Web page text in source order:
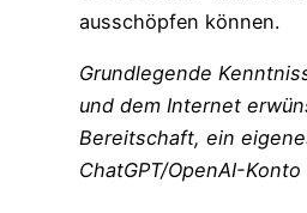
ausschöpfen können.
Grundlegende
und dem Internet
Bereitschaft, ein
ChatGPT/OpenAI-